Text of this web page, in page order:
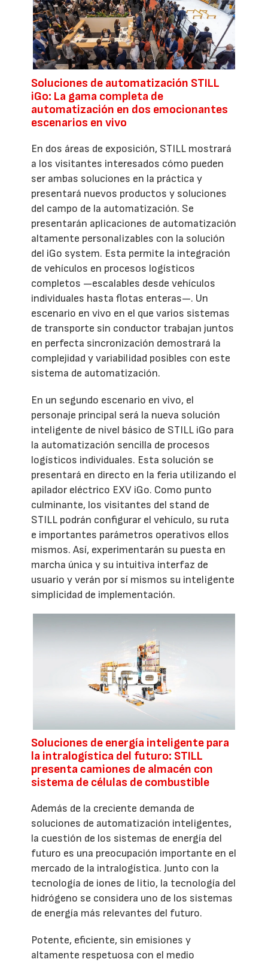
Soluciones de automatización STILL
iGo: La gama completa de
automatización en dos emocionantes
escenarios en vivo
En dos áreas de exposición, STILL mostrará
a los visitantes interesados cómo pueden
ser ambas soluciones en la práctica y
presentará nuevos productos y soluciones
del campo de la automatización. Se
presentarán aplicaciones de automatización
altamente personalizables con la solución
del iGo system. Esta permite la integración
de vehículos en procesos logísticos
completos —escalables desde vehículos
individuales hasta flotas enteras—. Un
escenario en vivo en el que varios sistemas
de transporte sin conductor trabajan juntos
en perfecta sincronización demostrará la
complejidad y variabilidad posibles con este
sistema de automatización.
En un segundo escenario en vivo, el
personaje principal será la nueva solución
inteligente de nivel básico de STILL iGo para
la automatización sencilla de procesos
logísticos individuales. Esta solución se
presentará en directo en la feria utilizando el
apilador eléctrico EXV iGo. Como punto
culminante, los visitantes del stand de
STILL podrán configurar el vehículo, su ruta
e importantes parámetros operativos ellos
mismos. Así, experimentarán su puesta en
marcha única y su intuitiva interfaz de
usuario y verán por sí mismos su inteligente
simplicidad de implementación.
Soluciones de energía inteligente para
la intralogística del futuro: STILL
presenta camiones de almacén con
sistema de células de combustible
Además de la creciente demanda de
soluciones de automatización inteligentes,
la cuestión de los sistemas de energía del
futuro es una preocupación importante en el
mercado de la intralogística. Junto con la
tecnología de iones de litio, la tecnología del
hidrógeno se considera uno de los sistemas
de energía más relevantes del futuro.
Potente, eficiente, sin emisiones y
altamente respetuosa con el medio